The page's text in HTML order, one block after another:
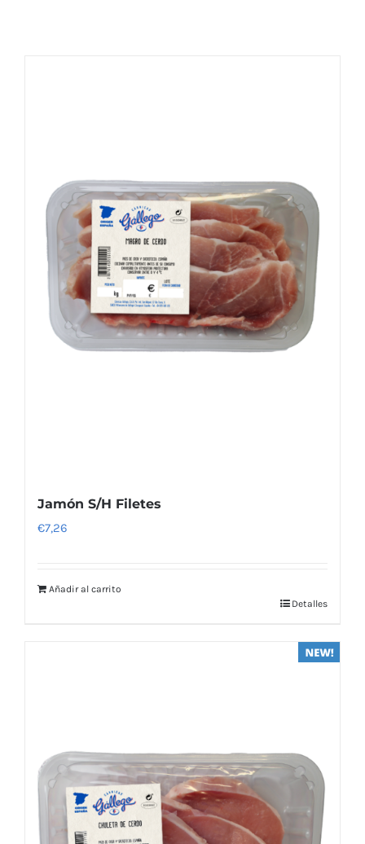
Jamón S/H Filetes
€7,26
Añadir al carrito
Detalles